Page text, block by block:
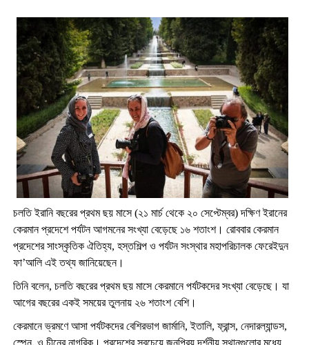
চলতি ইরানি বছরের প্রথম ছয় মাসে (২১ মার্চ থেকে ২০ সেপ্টেম্বর) দক্ষিণ ইরানের
কেরমান প্রদেশে পর্যটন আগমনের সংখ্যা বেড়েছে ১৬ শতাংশ। রোববার কেরমান
প্রদেশের সাংস্কৃতিক ঐতিহ্য, হস্তশিল্প ও পর্যটন সংস্থার মহাপরিচালক ফেরেইদুন
ফা’আলি এই তথ্য জানিয়েছেন।
তিনি বলেন, চলতি বছরের প্রথম ছয় মাসে কেরমানে পর্যটকদের সংখ্যা বেড়েছে। যা
আগের বছরের একই সময়ের তুলনায় ২৬ শতাংশ বেশি।
কেরমানে ভ্রমণে আসা পর্যটকদের বেশিরভাগ জার্মানি, ইতালি, ফ্রান্স, নেদারল্যান্ডস,